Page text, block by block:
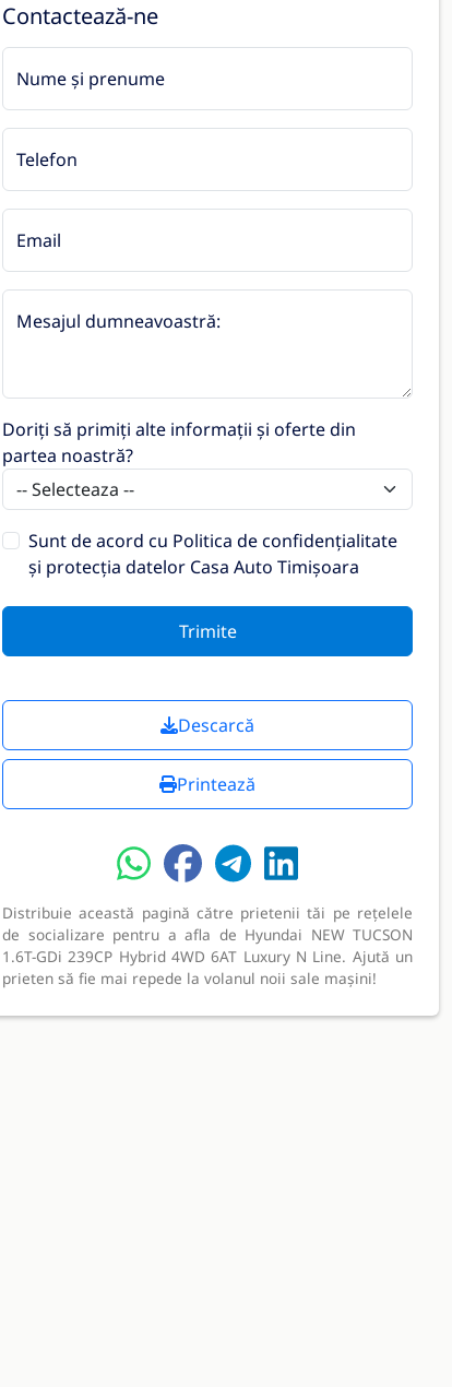
Contactează-ne
Nume și prenume
Telefon
Email
Mesajul dumneavoastră:
Doriți să primiți alte informații și oferte din
partea noastră?
Sunt de acord cu Politica de confidențialitate
și protecția datelor Casa Auto Timișoara
Trimite
Descarcă
Printează
Distribuie această pagină către prietenii tăi pe rețelele
de socializare pentru a afla de Hyundai NEW TUCSON
1.6T-GDi 239CP Hybrid 4WD 6AT Luxury N Line. Ajută un
prieten să fie mai repede la volanul noii sale mașini!